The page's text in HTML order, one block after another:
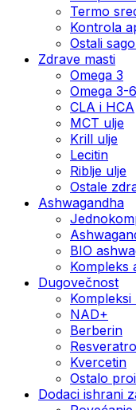
Termo
Kontrola
Ostali
Zdrave masti
Omega 3
Omega 3-
CLA i HCA
MCT ulje
Krill ulje
Lecitin
Riblje ulje
Ostale
Ashwagandha
BIO
Kompleks
Dugovečnost
NAD+
Berberin
Kvercetin
Ostalo
Dodaci ishrani